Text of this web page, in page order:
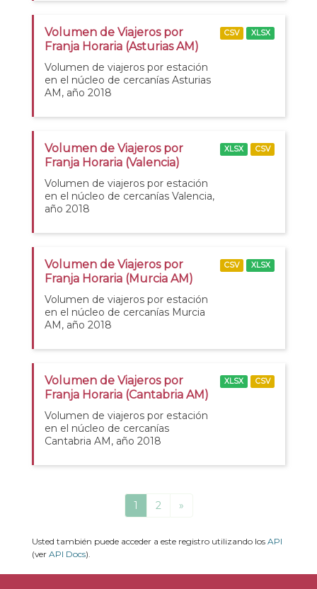
Volumen de Viajeros por
Franja Horaria (Asturias AM)
Volumen de viajeros por estación
en el núcleo de cercanías Asturias
AM, año 2018
CSV XLSX
Volumen de Viajeros por
Franja Horaria (Valencia)
Volumen de viajeros por estación
en el núcleo de cercanías Valencia,
año 2018
XLSX CSV
Volumen de Viajeros por
Franja Horaria (Murcia AM)
Volumen de viajeros por estación
en el núcleo de cercanías Murcia
AM, año 2018
CSV XLSX
Volumen de Viajeros por
Franja Horaria (Cantabria AM)
Volumen de viajeros por estación
en el núcleo de cercanías
Cantabria AM, año 2018
XLSX CSV
1 2 »
Usted también puede acceder a este registro utilizando los API
(ver API Docs).